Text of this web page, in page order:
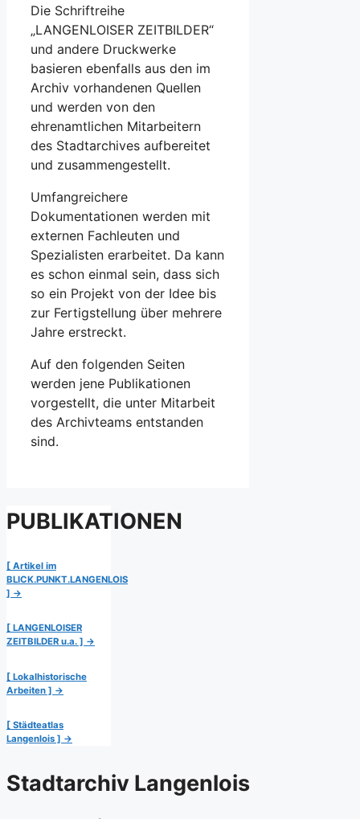
Die Schriftreihe
„LANGENLOISER ZEITBILDER“
und andere Druckwerke
basieren ebenfalls aus den im
Archiv vorhandenen Quellen
und werden von den
ehrenamtlichen Mitarbeitern
des Stadtarchives aufbereitet
und zusammengestellt.
Umfangreichere
Dokumentationen werden mit
externen Fachleuten und
Spezialisten erarbeitet. Da kann
es schon einmal sein, dass sich
so ein Projekt von der Idee bis
zur Fertigstellung über mehrere
Jahre erstreckt.
Auf den folgenden Seiten
werden jene Publikationen
vorgestellt, die unter Mitarbeit
des Archivteams entstanden
sind.
PUBLIKATIONEN
[ Artikel im
BLICK.PUNKT.LANGENLOIS
] →
[ LANGENLOISER
ZEITBILDER u.a. ] →
[ Lokalhistorische
Arbeiten ] →
[ Städteatlas
Langenlois ] →
Stadtarchiv Langenlois